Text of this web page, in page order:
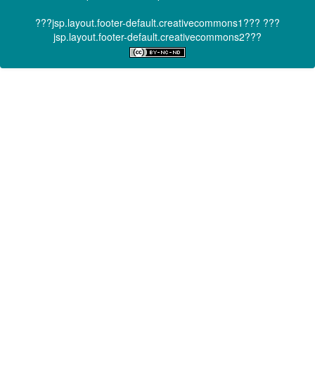
???jsp.layout.footer-default.creativecommons1??? ???
jsp.layout.footer-default.creativecommons2???